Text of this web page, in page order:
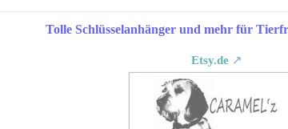
Tolle Schlüsselanhänger und mehr für
Etsy.de